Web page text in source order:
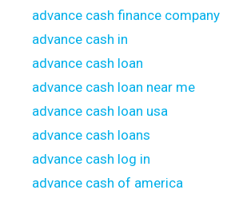
advance cash finance company
advance cash in
advance cash loan
advance cash loan near me
advance cash loan usa
advance cash loans
advance cash log in
advance cash of america